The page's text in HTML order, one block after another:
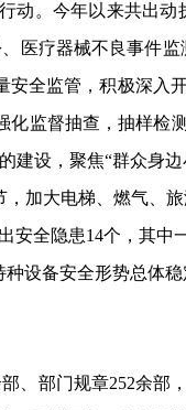
。今年以来共出动
医疗器械不良事件监
全监管，积极深入
监督抽查，抽样检
建设，聚焦“群众身
加大电梯、燃气、
全隐患14个，其中
设备安全形势总体
、部门规章252余部